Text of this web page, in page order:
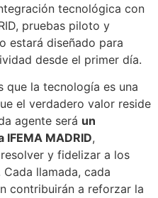
tecnológica con
pruebas piloto y
estará diseñado para
desde el primer día.
que la tecnología es una
el verdadero valor reside
agente será un
MADRID,
y fidelizar a los
llamada, cada
contribuirán a reforzar la